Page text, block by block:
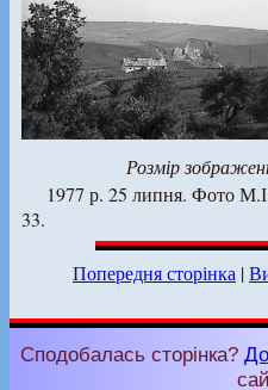
Розмір
1977 р. 25 липня. Фото
33.
Попередня сторінка |
Сподобалась сторінка?